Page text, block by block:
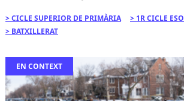
CICLE SUPERIOR DE PRIMÀRIA 1R CICLE ESO
BATXILLERAT
EN CONTEXT